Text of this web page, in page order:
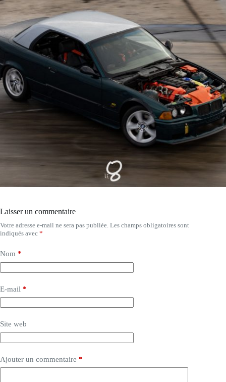
Laisser un commentaire
Votre adresse e-mail ne sera pas publiée. Les champs obligatoires sont
indiqués avec *
Nom *
E-mail *
Site web
Ajouter un commentaire *